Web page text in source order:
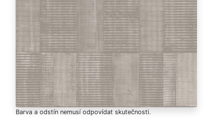
Barva a odstín nemusí odpovídat skutečnosti.